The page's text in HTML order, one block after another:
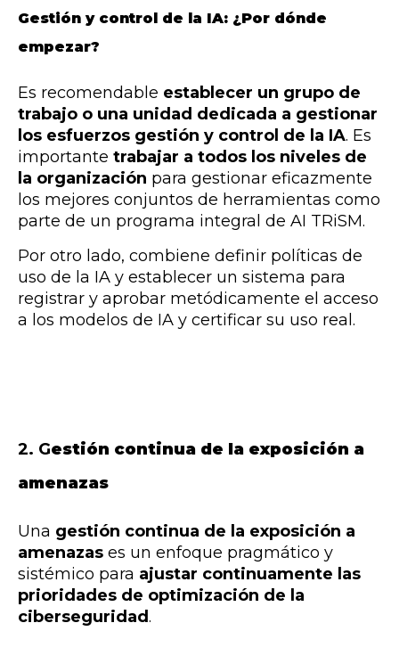
Gestión y control de la IA: ¿Por dónde
empezar?
Es recomendable establecer un grupo de
trabajo o una unidad dedicada a gestionar
los esfuerzos gestión y control de la IA. Es
importante trabajar a todos los niveles de
la organización para gestionar eficazmente
los mejores conjuntos de herramientas como
parte de un programa integral de AI TRiSM.
Por otro lado, combiene definir políticas de
uso de la IA y establecer un sistema para
registrar y aprobar metódicamente el acceso
a los modelos de IA y certificar su uso real.
2. Gestión continua de la exposición a
amenazas
Una gestión continua de la exposición a
amenazas es un enfoque pragmático y
sistémico para ajustar continuamente las
prioridades de optimización de la
ciberseguridad.